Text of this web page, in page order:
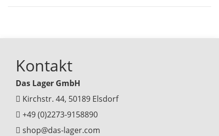
Kontakt
Das Lager GmbH
Kirchstr. 44, 50189 Elsdorf
+49 (0)2273-9158890
shop@das-lager.com